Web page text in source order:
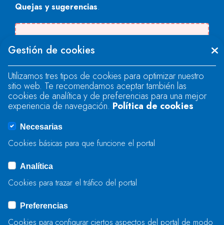
Quejas y sugerencias.
"text".
Se produjo un error al cargar el campo
"text".
Se produjo un error al cargar el campo
ENVIAR
Gestión de cookies
Utilizamos tres tipos de cookies para optimizar nuestro
sitio web. Te recomendamos aceptar también las
cookies de analítica y de preferencias para una mejor
experiencia de navegación. Política de cookies
Necesarias
Cookies básicas para que funcione el portal
Analítica
Cookies para trazar el tráfico del portal
Preferencias
Cookies para configurar ciertos aspectos del portal de modo